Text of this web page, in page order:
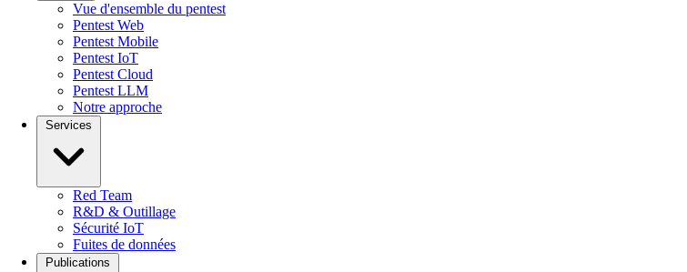
Vue d'ensemble du pentest
Pentest Web
Pentest Mobile
Pentest IoT
Pentest Cloud
Pentest LLM
Notre approche
Red Team
R&D & Outillage
Sécurité IoT
Fuites de données